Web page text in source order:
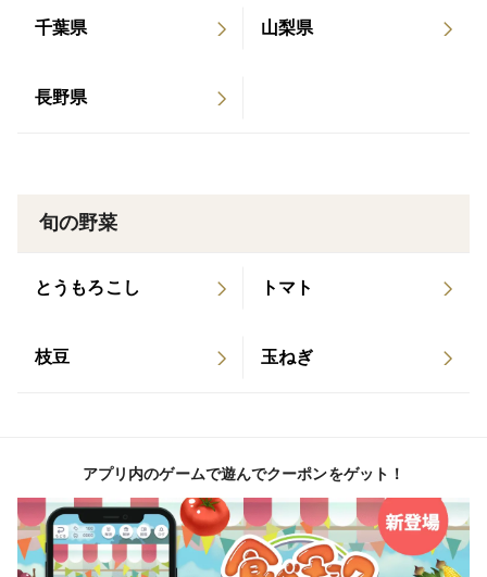
※サイズにより本数は前後します
■おいしく召し上がっていただくために
到着後はできるだけ早めにお召し上がりください。
ホワイトショコラは、まずは生のまま。
プレミアム味来は、レンジや茹でで、みずみずしい旨み
をシンプルに。
保存する場合は、皮つきのまま冷蔵がおすすめです。
千葉県 山梨県
長野県
旬の野菜
とうもろこし トマト
枝豆 玉ねぎ
アプリ内のゲームで遊んでクーポンをゲット！